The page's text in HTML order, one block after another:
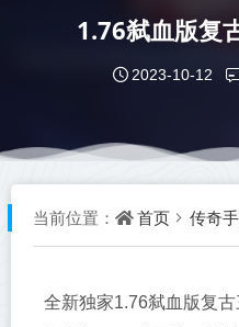
1.76弑血版复
2023-10-12
当前位置： 首页 传奇
全新独家1.76弑血版复